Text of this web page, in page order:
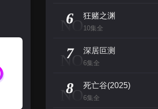
看看你有多爱我
NO
6 狂赌之渊
10集全
NO
7 深居叵测
6集全
NO
8 死亡谷(2025)
6集全